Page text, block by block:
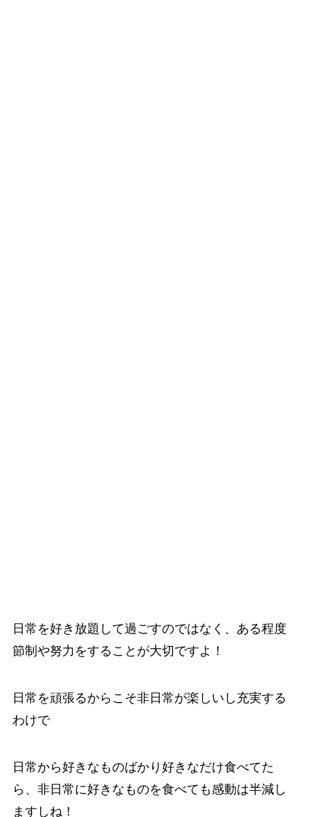
日常を好き放題して過ごすのではなく、ある程度
節制や努力をすることが大切ですよ！
日常を頑張るからこそ非日常が楽しいし充実する
わけで
日常から好きなものばかり好きなだけ食べてた
ら、非日常に好きなものを食べても感動は半減し
ますしね！